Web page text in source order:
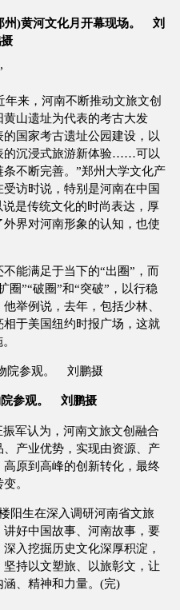
州)黄河文化月开幕现场。 刘
年来，河南不断推动文旅文创
山遗址为代表的考古大发
国家考古遗址公园建设，以
的沉浸式旅游新体验……可以
不断完善。”郑州大学文化产
访时说，特别是河南在中国
是传统文化的时尚表达，厚
界对河南形象的认知，也使
能满足于当下的“出圈”，而
圈”“破圈”和“突破”，以行稳
举例说，去年，包括少林、
于美国纽约时报广场，这就
院参观。 刘鹏摄
军认为，河南文旅文创融合
产业优势，实现由资源、产
原到高峰的创新转化，最终
。
阳生在深入调研河南省文旅
好中国故事、河南故事，要
入挖掘历史文化深厚积淀，
持以文塑旅、以旅彰文，让
、精神和力量。(完)